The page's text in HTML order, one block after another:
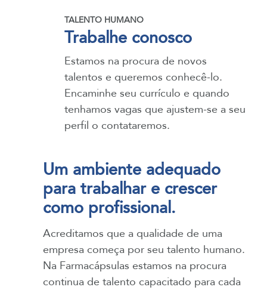
TALENTO HUMANO
Trabalhe conosco
Estamos na procura de novos
talentos e queremos conhecê-lo.
Encaminhe seu currículo e quando
tenhamos vagas que ajustem-se a seu
perfil o contataremos.
Um ambiente adequado
para trabalhar e crescer
como profissional.
Acreditamos que a qualidade de uma
empresa começa por seu talento humano.
Na Farmacápsulas estamos na procura
continua de talento capacitado para cada